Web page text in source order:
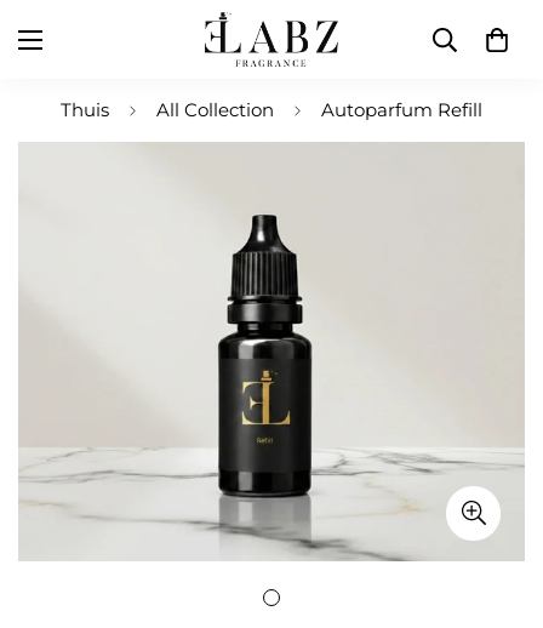
Thuis All Collection Autoparfum Refill